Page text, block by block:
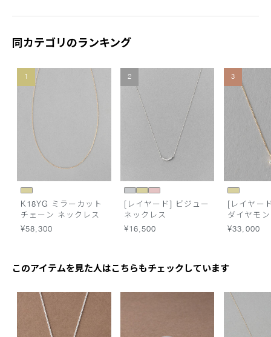
同カテゴリのランキング
1
K18YG ミラーカット
チェーン ネックレス
¥58,300
2
[レイヤード] ビジュー
ネックレス
¥16,500
3
[レイヤー
ダイヤモ
レス
¥33,000
このアイテムを見た人はこちらもチェックしています